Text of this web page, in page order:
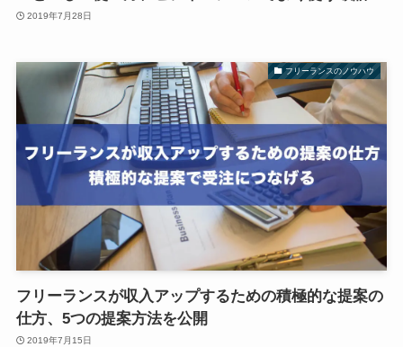
2019年7月28日
フリーランスのノウハウ
フリーランスが収入アップするための積極的な提案の
仕方、5つの提案方法を公開
2019年7月15日